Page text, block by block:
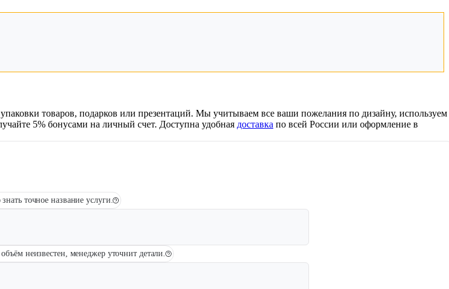
работ
Печать и переплёт магистерских диссертаций
Печать и переплёт выпускных квалификационных работ
товаров, подарков или презентаций. Мы учитываем все ваши пожелания по дизайну, используем
5% бонусами на личный счет. Доступна удобная доставка по всей России или оформление в
точное название услуги.
неизвестен, менеджер уточнит детали.